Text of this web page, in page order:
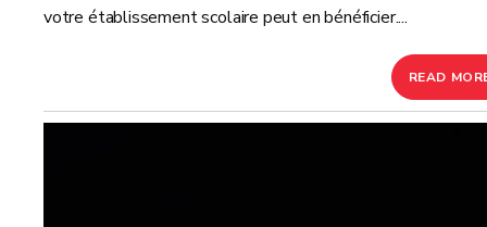
votre établissement scolaire peut en bénéficier....
READ